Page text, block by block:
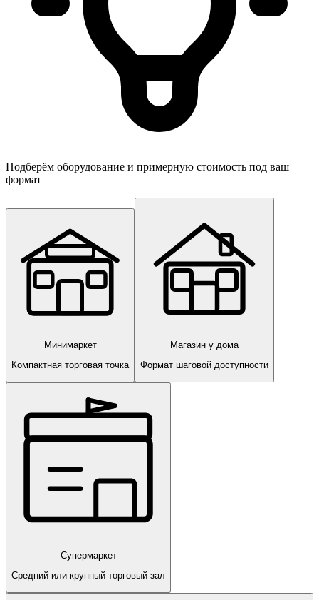
Подберём оборудование и примерную стоимость под ваш
формат
Минимаркет
Компактная торговая точка
Магазин у дома
Формат шаговой доступности
Супермаркет
Средний или крупный торговый зал